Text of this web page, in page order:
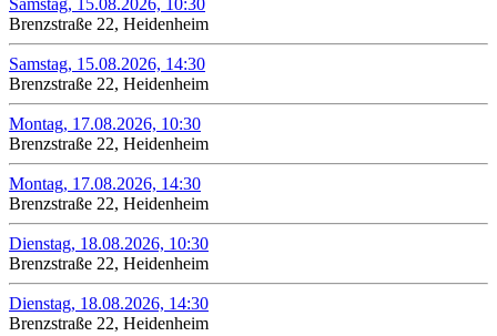
Samstag, 15.08.2026, 10:30
Brenzstraße 22, Heidenheim
Samstag, 15.08.2026, 14:30
Brenzstraße 22, Heidenheim
Montag, 17.08.2026, 10:30
Brenzstraße 22, Heidenheim
Montag, 17.08.2026, 14:30
Brenzstraße 22, Heidenheim
Dienstag, 18.08.2026, 10:30
Brenzstraße 22, Heidenheim
Dienstag, 18.08.2026, 14:30
Brenzstraße 22, Heidenheim